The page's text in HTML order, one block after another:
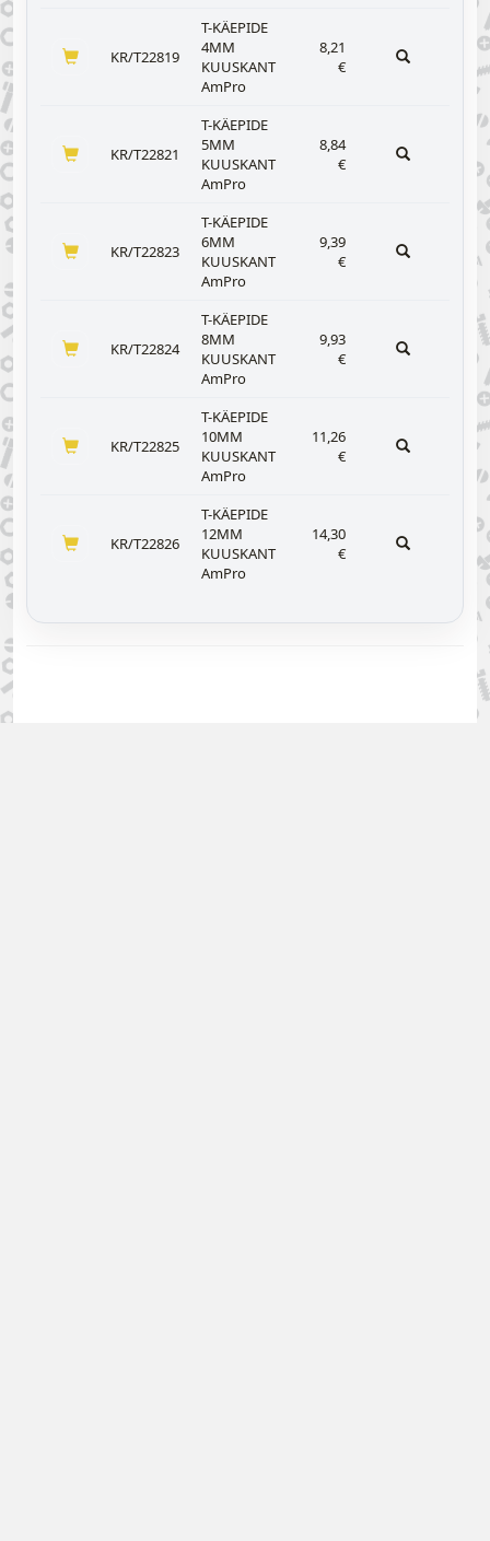
KR/T22819
T-KÄEPIDE
4MM
KUUSKANT
AmPro
8,21
€
KR/T22821
T-KÄEPIDE
5MM
KUUSKANT
AmPro
8,84
€
KR/T22823
T-KÄEPIDE
6MM
KUUSKANT
AmPro
9,39
€
KR/T22824
T-KÄEPIDE
8MM
KUUSKANT
AmPro
9,93
€
KR/T22825
T-KÄEPIDE
10MM
KUUSKANT
AmPro
11,26
€
KR/T22826
T-KÄEPIDE
12MM
KUUSKANT
AmPro
14,30
€